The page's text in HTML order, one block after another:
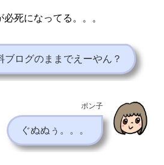
死になってる。。。
ブログのままでえーやん？
ポン子
ぐぬぬぅ。。。